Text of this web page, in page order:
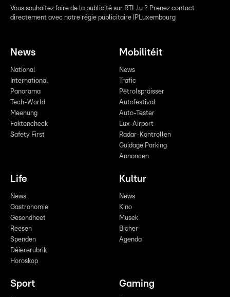
Vous souhaitez faire de la publicité sur RTL.lu ? Prenez contact
directement avec notre régie publicitaire IPLuxembourg
News
National
International
Panorama
Tech-World
Meenung
Faktencheck
Safety First
Mobilitéit
News
Trafic
Pëtrolspräisser
Autofestival
Auto-Tester
Lux-Airport
Radar-Kontrollen
Guidage Parking
Annoncen
Life
News
Gastronomie
Gesondheet
Reesen
Spenden
Déiererubrik
Horoskop
Kultur
News
Kino
Musek
Bicher
Agenda
Sport Gaming